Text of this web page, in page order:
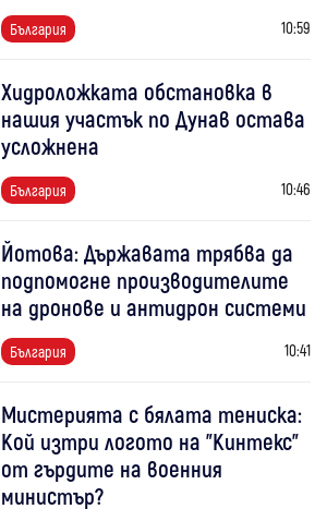
България 10:59
Хидроложката обстановка в
нашия участък по Дунав остава
усложнена
България 10:46
Йотова: Държавата трябва да
подпомогне производителите
на дронове и антидрон системи
България 10:41
Мистерията с бялата тениска:
Кой изтри логото на "Кинтекс"
от гърдите на военния
министър?